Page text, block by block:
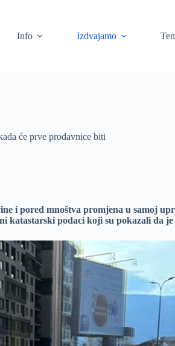
Info Izdvajamo
će prve prodavnice biti
i pored mnoštva promjena u samoj
katastarski podaci koji su pokazali da